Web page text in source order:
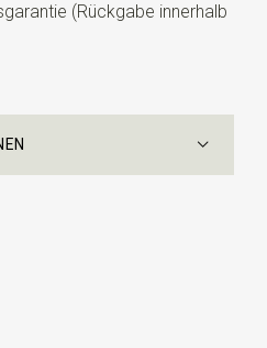
(Rückgabe innerhalb